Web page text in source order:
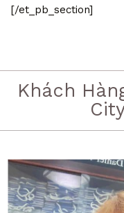
[/et_pb_section]
Khách